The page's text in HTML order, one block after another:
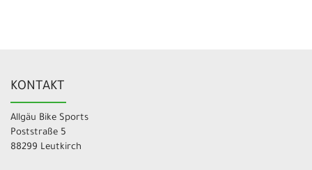
KONTAKT
Allgäu Bike Sports
Poststraße 5
88299 Leutkirch